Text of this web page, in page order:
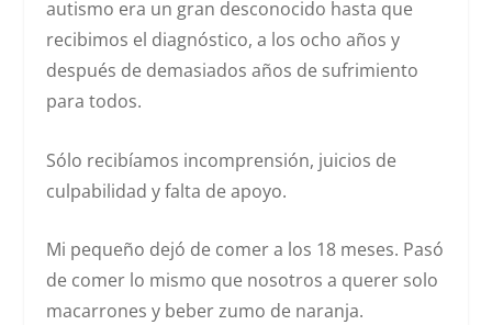
autismo era un gran desconocido hasta que
recibimos el diagnóstico, a los ocho años y
después de demasiados años de sufrimiento
para todos.
Sólo recibíamos incomprensión, juicios de
culpabilidad y falta de apoyo.
Mi pequeño dejó de comer a los 18 meses. Pasó
de comer lo mismo que nosotros a querer solo
macarrones y beber zumo de naranja.